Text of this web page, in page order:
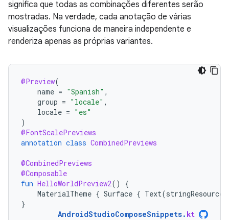
significa que todas as combinações diferentes serão
mostradas. Na verdade, cada anotação de várias
visualizações funciona de maneira independente e
renderiza apenas as próprias variantes.
@Preview(
name = "Spanish" ,
group = "locale" ,
locale = "es"
)
@FontScalePreviews
annotation class CombinedPreviews
@CombinedPreviews
@Composable
fun HelloWorldPreview2()
{
MaterialTheme { Surface { Text(stringResource
}
AndroidStudioComposeSnippets. kt